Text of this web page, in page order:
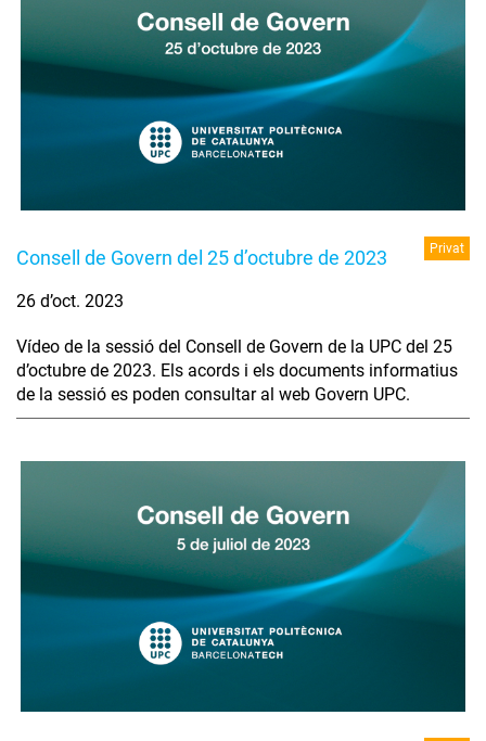
Consell de Govern del 25 d’octubre de 2023 Privat
26 d’oct. 2023
Vídeo de la sessió del Consell de Govern de la UPC del 25
d’octubre de 2023. Els acords i els documents informatius
de la sessió es poden consultar al web Govern UPC.